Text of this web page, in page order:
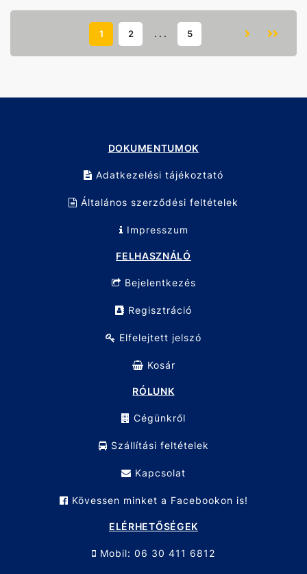
1 2 . . . 5
DOKUMENTUMOK
Adatkezelési tájékoztató
Általános szerződési feltételek
Impresszum
FELHASZNÁLÓ
Bejelentkezés
Regisztráció
Elfelejtett jelszó
Kosár
RÓLUNK
Cégünkről
Szállítási feltételek
Kapcsolat
Kövessen minket a Facebookon is!
ELÉRHETŐSÉGEK
Mobil: 06 30 411 6812